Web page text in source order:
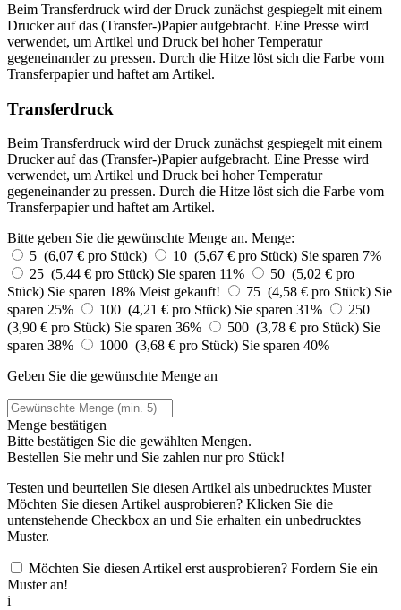
Beim Transferdruck wird der Druck zunächst gespiegelt mit einem
Drucker auf das (Transfer-)Papier aufgebracht. Eine Presse wird
verwendet, um Artikel und Druck bei hoher Temperatur
gegeneinander zu pressen. Durch die Hitze löst sich die Farbe vom
Transferpapier und haftet am Artikel.
Transferdruck
Beim Transferdruck wird der Druck zunächst gespiegelt mit einem
Drucker auf das (Transfer-)Papier aufgebracht. Eine Presse wird
verwendet, um Artikel und Druck bei hoher Temperatur
gegeneinander zu pressen. Durch die Hitze löst sich die Farbe vom
Transferpapier und haftet am Artikel.
Bitte geben Sie die gewünschte Menge an. Menge:
5 (6,07 € pro Stück)
10 (5,67 € pro Stück) Sie sparen 7%
25 (5,44 € pro Stück) Sie sparen 11%
50 (5,02 € pro
Stück) Sie sparen 18% Meist gekauft! 75 (4,58 € pro Stück) Sie
sparen 25%
100 (4,21 € pro Stück) Sie sparen 31%
250
(3,90 € pro Stück) Sie sparen 36% 500 (3,78 € pro Stück) Sie
sparen 38%
1000 (3,68 € pro Stück) Sie sparen 40%
Geben Sie die gewünschte Menge an
Menge bestätigen
Bitte bestätigen Sie die gewählten Mengen.
Bestellen Sie mehr und Sie zahlen nurpro Stück!
Testen und beurteilen Sie diesen Artikel als unbedrucktes Muster
Möchten Sie diesen Artikel ausprobieren? Klicken Sie die
untenstehende Checkbox an und Sie erhalten ein unbedrucktes
Muster.
Möchten Sie diesen Artikel erst ausprobieren? Fordern Sie ein
Muster an!
i